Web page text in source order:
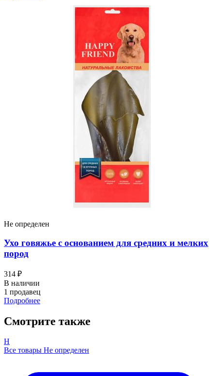
Не определен
Ухо говяжье с основанием для средних и мелких
пород
314 ₽
В наличии
1 продавец
Подробнее
Смотрите также
Н
Все товары Не определен